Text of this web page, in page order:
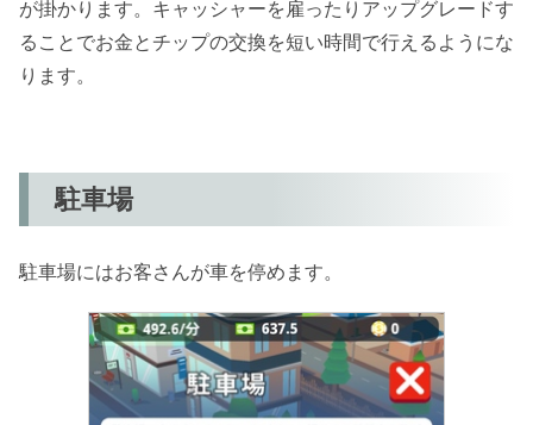
が掛かります。キャッシャーを雇ったりアップグレードす
ることでお金とチップの交換を短い時間で行えるようにな
ります。
駐車場
駐車場にはお客さんが車を停めます。